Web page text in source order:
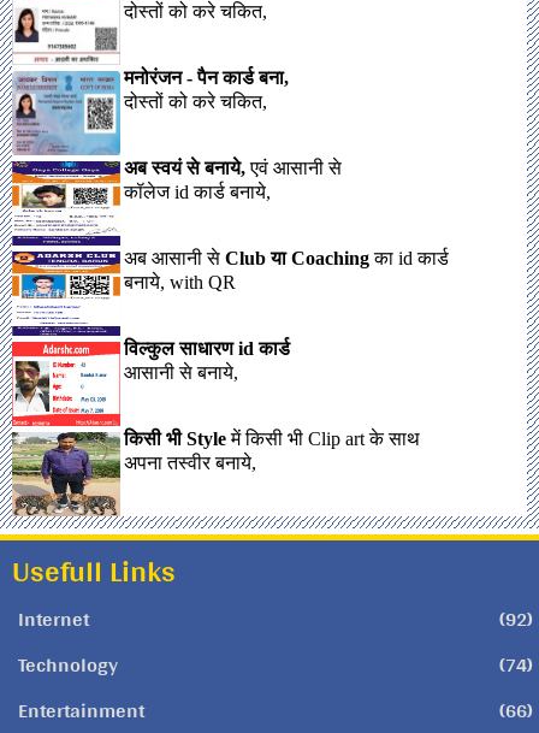
दोस्तों को करे चकित,
मनोरंजन - पैन कार्ड बना,
दोस्तों को करे चकित,
अब स्वयं से बनाये,एवं आसानी से
कॉलेज id कार्ड बनाये,
अब आसानी से Club या Coachingका id कार्ड
बनाये, with QR
विल्कुल साधारण id कार्ड
आसानी से बनाये,
किसी भी Styleमें किसी भी Clip art के साथ
अपना तस्वीर बनाये,
Usefull Links
Internet
(92)
Technology
(74)
Entertainment
(66)